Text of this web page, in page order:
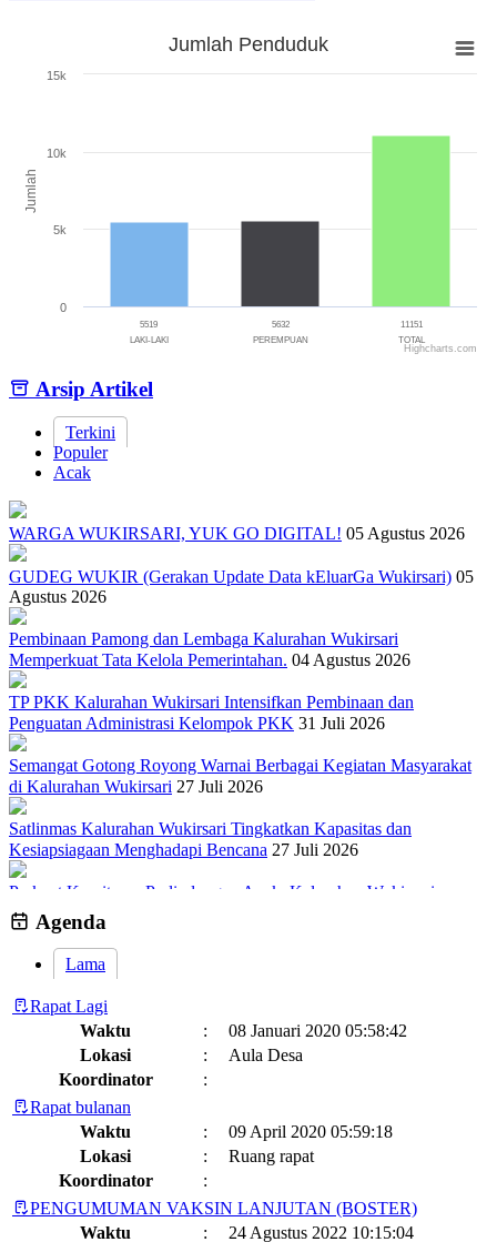
The chart has 1 Y axis displaying Jumlah. Range: 0 to 15000.
Jumlah
Jumlah Penduduk
5519
LAKI-LAKI
5632
PEREMPUAN
11151
TOTAL
0
5k
10k
15k
Highcharts.com
Arsip Artikel
Terkini
Populer
Acak
WARGA WUKIRSARI, YUK GO DIGITAL! 05 Agustus 2026
GUDEG WUKIR (Gerakan Update Data kEluarGa Wukirsari) 05
Agustus 2026
Pembinaan Pamong dan Lembaga Kalurahan Wukirsari
Memperkuat Tata Kelola Pemerintahan. 04 Agustus 2026
TP PKK Kalurahan Wukirsari Intensifkan Pembinaan dan
Penguatan Administrasi Kelompok PKK 31 Juli 2026
Semangat Gotong Royong Warnai Berbagai Kegiatan Masyarakat
di Kalurahan Wukirsari 27 Juli 2026
Satlinmas Kalurahan Wukirsari Tingkatkan Kapasitas dan
Kesiapsiagaan Menghadapi Bencana 27 Juli 2026
Perkuat Komitmen Perlindungan Anak, Kalurahan Wukirsari
Menggelar Sosialisasi dan Outbond Desa Ramah Anak
Agenda
Lama
Rapat Lagi
Waktu
:
08 Januari 2020 05:58:42
Lokasi
:
Aula Desa
Koordinator
:
Rapat bulanan
Waktu
:
09 April 2020 05:59:18
Lokasi
:
Ruang rapat
Koordinator
:
PENGUMUMAN VAKSIN LANJUTAN (BOSTER)
Waktu
:
24 Agustus 2022 10:15:04